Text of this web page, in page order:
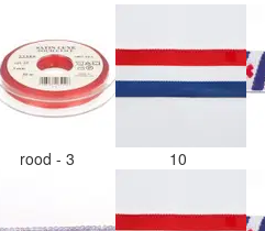
rood - 3 10